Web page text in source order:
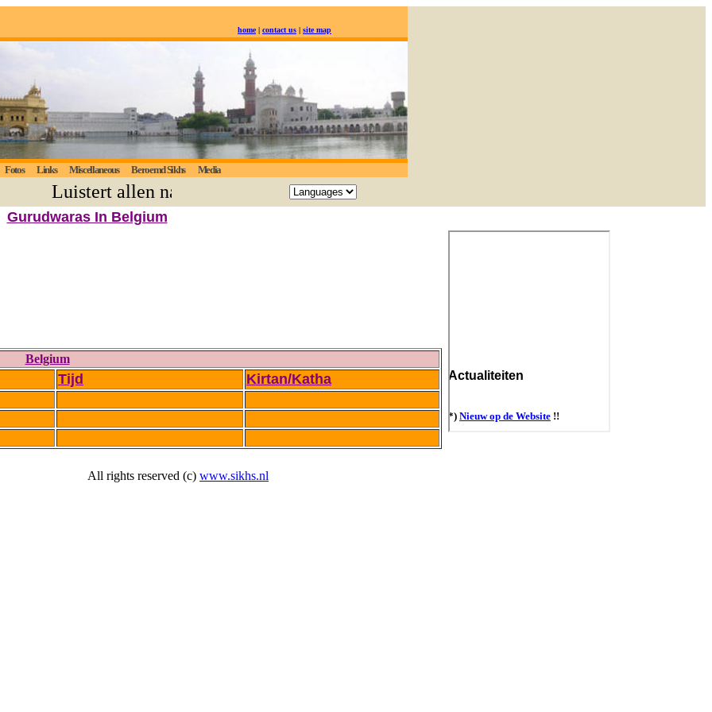
home| contact us | site map
Fotos Links Miscellaneous Beroemd Sikhs Media
Luistert allen naar de eeuwige waarheid; degene die lief heeft zal God verkrijgen. -
Gurudwaras In Belgium
Belgium
Tijd Kirtan/Katha
All rights reserved (c) www.sikhs.nl